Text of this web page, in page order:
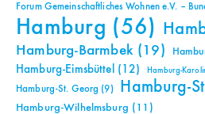
Forum Gemeinschaftliches Wohnen e.V. –
Hamburg (56)
Hamburg-Barmbek(19)
Hamburg-Eimsbüttel (12) Hamburg-
Hamburg-St. Georg (9) Hamburg-
Hamburg-Wilhelmsburg (11)